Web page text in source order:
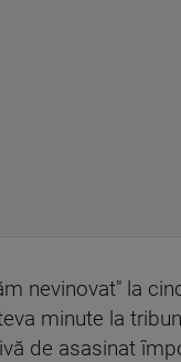
nevinovat" la
minute la
de asasinat